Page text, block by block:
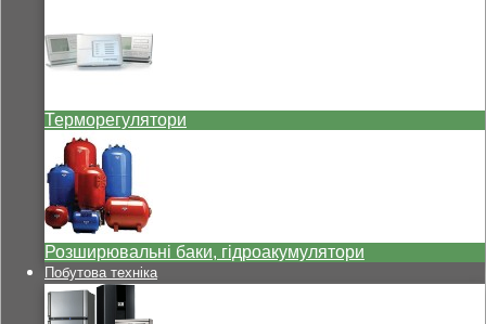
Терморегулятори
Розширювальні баки, гідроакумулятори
Побутова техніка